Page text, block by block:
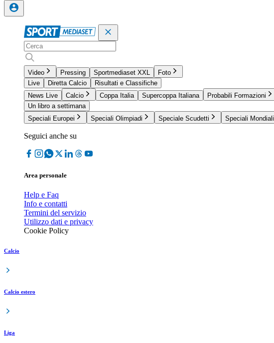
Video Pressing Sportmediaset XXL
Foto
Live
Diretta Calcio
Risultati e Classifiche
News Live
Calcio Coppa Italia Supercoppa Italiana Probabili Formazioni
Un libro a settimana
Speciali Europei
Speciali Olimpiadi Speciale Scudetti Speciali Mondiali
Seguici anche su
Area personale
Help e Faq
Info e contatti
Termini del servizio
Utilizzo dati e privacy
Cookie Policy
Calcio
Calcio estero
Liga